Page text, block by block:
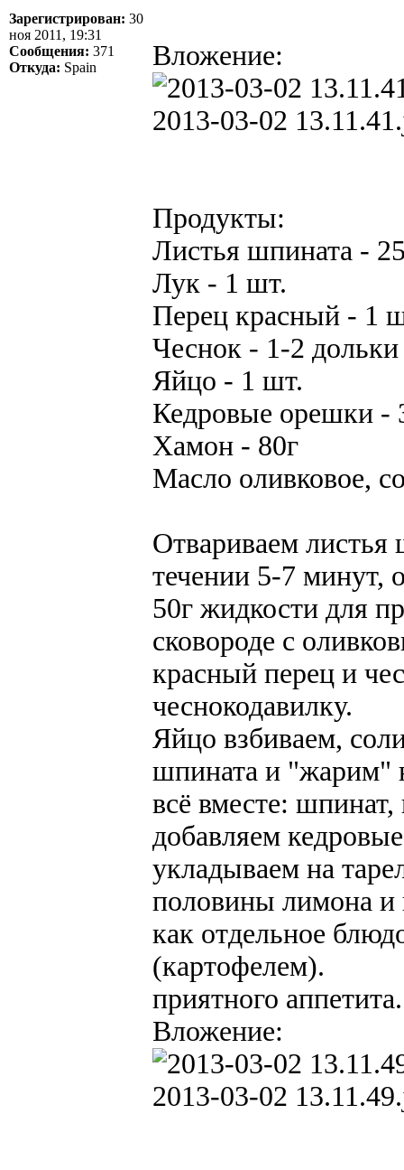
Зарегистрирован: 30
ноя 2011, 19:31
Сообщения: 371
Откуда: Spain Вложение:
2013-03-02
Продукты:
Листья шпината -
Лук - 1 шт.
Перец красный - 1
Чеснок - 1-2 дольки
Яйцо - 1 шт.
Кедровые орешки -
Хамон - 80г
Масло оливковое,
Отвариваем листья
течении 5-7 минут,
50г жидкости для
сковороде с
красный перец и
чеснокодавилку.
Яйцо взбиваем,
шпината и "жарим"
всё вместе:
добавляем
укладываем на
половины лимона и
как отдельное
(картофелем).
приятного аппетита.
Вложение:
2013-03-02